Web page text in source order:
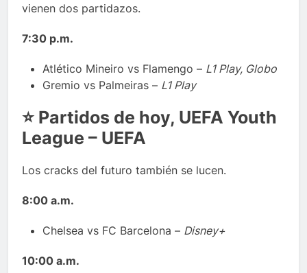
vienen dos partidazos.
7:30 p.m.
Atlético Mineiro vs Flamengo – L1 Play, Globo
Gremio vs Palmeiras – L1 Play
⭐ Partidos de hoy, UEFA Youth
League – UEFA
Los cracks del futuro también se lucen.
8:00 a.m.
Chelsea vs FC Barcelona – Disney+
10:00 a.m.